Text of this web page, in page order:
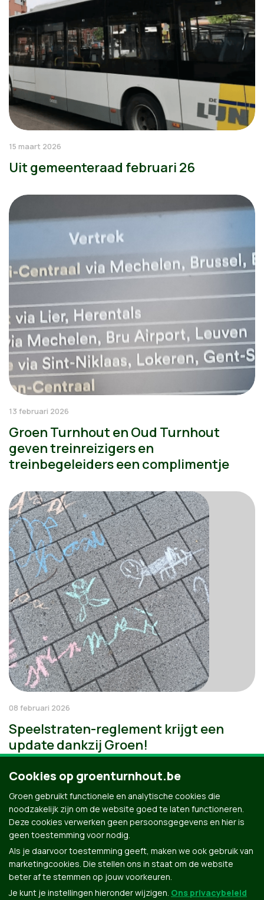
15 maart 2026
Uit gemeenteraad februari 26
13 februari 2026
Groen Turnhout en Oud Turnhout
geven treinreizigers en
treinbegeleiders een complimentje
08 februari 2026
Speelstraten-reglement krijgt een
update dankzij Groen!
Cookies op groenturnhout.be
Groen gebruikt functionele en analytische cookies die
noodzakelijk zijn om de website goed te laten functioneren.
Deze cookies verwerken geen persoonsgegevens en hier is
geen toestemming voor nodig.
Als je daarvoor toestemming geeft, maken we ook gebruik van
marketingcookies. Die stellen ons in staat om de website
beter af te stemmen op jouw voorkeuren.
Je kunt je instellingen hieronder wijzigen. Ons privacybeleid